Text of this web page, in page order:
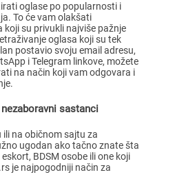
oglase po popularnosti i
To će vam olakšati
koji su privukli najviše pažnje
oglasa koji su tek
postavio svoju email adresu,
i Telegram linkove, možete
na način koji vam odgovara i
sastanci
ili na običnom sajtu za
ugodan ako tačno znate šta
BDSM osobe ili one koji
je najpogodniji način za